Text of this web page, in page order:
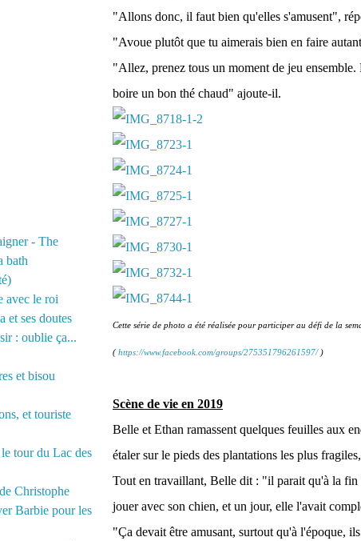
- The
bath
avec le roi
et ses doutes
: oublie ça...
et bisou
et touriste
tour du Lac des
Christophe
Barbie pour les
"Allons donc, il faut bien qu'elles s'amusent",
"Avoue plutôt que tu aimerais bien en faire
"Allez, prenez tous un moment de jeu
boire un bon thé chaud" ajoute-il.
Cette série de photo a été réalisée pour participer au défi de la
( https://www.facebook.com/groups/275351796261597/)
Scène de vie en 2019
Belle et Ethan ramassent quelques feuilles aux
étaler sur le pieds des plantations les plus
Tout en travaillant, Belle dit : "il parait qu'à la
jouer avec son chien, et un jour, elle l'avait
"Ça devait être amusant, surtout qu'à l'époque,